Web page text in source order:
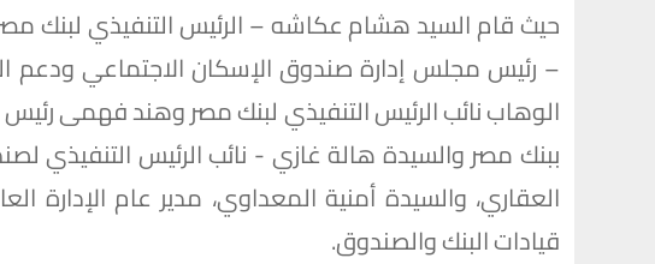
حيث قام السيد هشام عكاشه – الرئيس التنفيذي لبنك
– رئيس مجلس إدارة صندوق الإسكان الاجتماعي ودعم
الوهاب نائب الرئيس التنفيذي لبنك مصر وهند فهمى
ببنك مصر والسيدة هالة غازي - نائب الرئيس التنفيذي
العقاري، والسيدة أمنية المعداوي، مدير عام
قيادات البنك والصندوق.